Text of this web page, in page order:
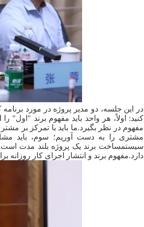
در این جلسه، دو مدیر پروژه در مورد
کنید: اولاً، هر واحد باید مفهوم برند "اول"
مفهوم در نظر بگیرد.ما باید با تمرکز بر
مشتری را به دست آوریم؛ سوم، باید
سیستمساخت برند یک پروژه بلند مدت
دارد.مفهوم برند و انتشار اجرای کار روزانه